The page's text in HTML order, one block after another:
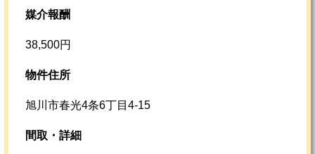
媒介報酬
38,500円
物件住所
旭川市春光4条6丁目4-15
間取・詳細